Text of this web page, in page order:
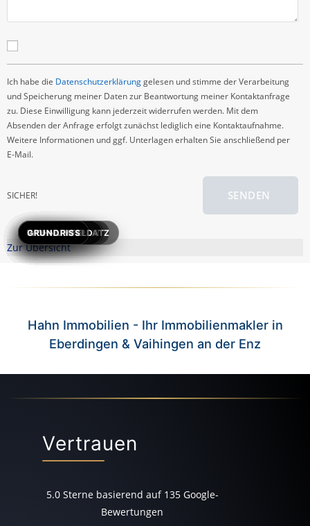
TITELBILD
BALKON
WOHNBEREICH
SCHLAFZIMMER
KIND / BÜRO
ESSBEREICH
KÜCHE
BAD
PKW-STELLPLATZ
WOHNUMFELD
GRUNDRISS
Ich habe die Datenschutzerklärunggelesen und stimme der Verarbeitung
und Speicherung meiner Daten zur Beantwortung meiner Kontaktanfrage
zu. Diese Einwilligung kann jederzeit widerrufen werden. Mit dem
Absenden der Anfrage erfolgt zunächst lediglich eine Kontaktaufnahme.
Weitere Informationen und ggf. Unterlagen erhalten Sie anschließend per
E-Mail.
SICHER! SENDEN
Zur Übersicht
Hahn Immobilien - Ihr Immobilienmakler in
Eberdingen & Vaihingen an der Enz
Vertrauen
5.0Sterne basierend auf 135 Google-
Bewertungen